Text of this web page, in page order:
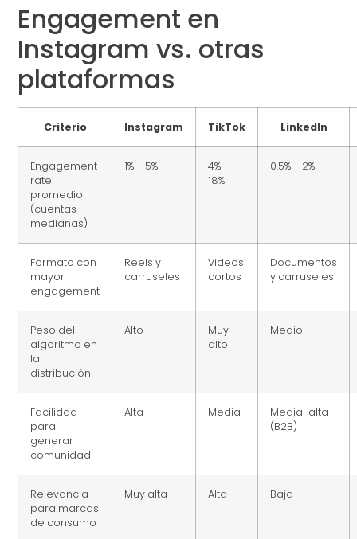
Engagement en
Instagram vs. otras
plataformas
Criterio Instagram TikTok LinkedIn
Engagement
rate
promedio
(cuentas
medianas)
1% – 5%
4% –
18%
0.5% – 2%
Formato con
mayor
engagement
Reels y
carruseles
Videos
cortos
Documentos
y carruseles
Peso del
algoritmo en
la
distribución
Alto
Muy
alto
Medio
Facilidad
para
generar
comunidad
Alta Media
Media-alta
(B2B)
Relevancia
para marcas
de consumo
Muy alta Alta Baja